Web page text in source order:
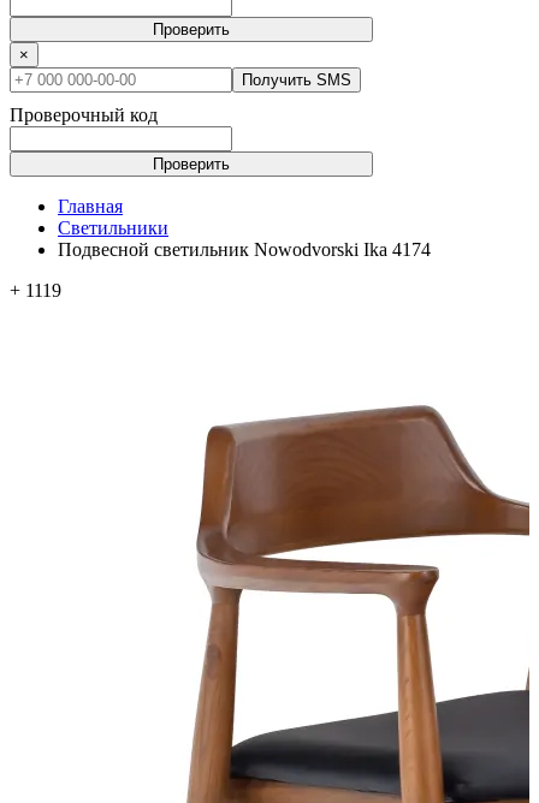
Проверить
×
Получить SMS
Проверочный код
Проверить
Главная
Светильники
Подвесной светильник Nowodvorski Ika 4174
+ 1119